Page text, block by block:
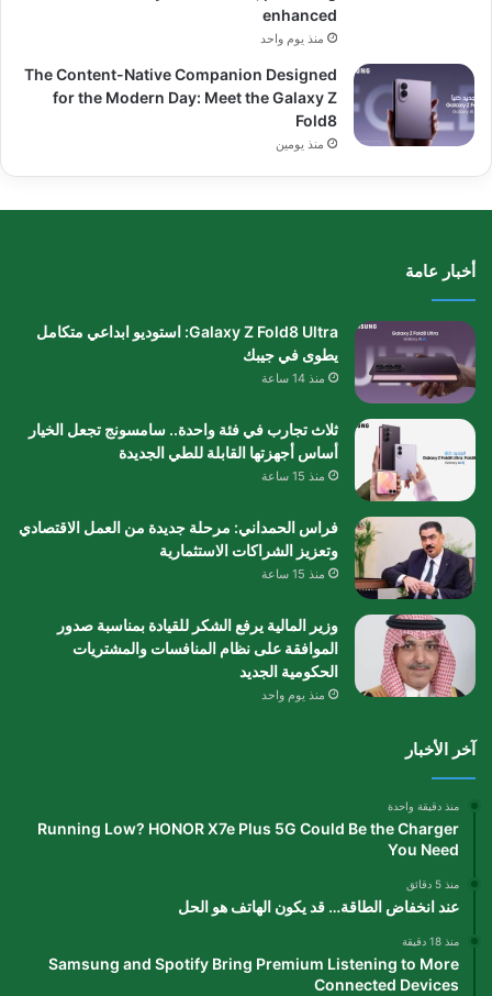
enhanced
منذ يوم واحد
The Content-Native Companion Designed
for the Modern Day: Meet the Galaxy Z
Fold8
منذ يومين
أخبار عامة
Galaxy Z Fold8 Ultra: استوديو ابداعي متكامل
يطوى في جيبك
منذ 14 ساعة
ثلاث تجارب في فئة واحدة.. سامسونج تجعل الخيار
أساس أجهزتها القابلة للطي الجديدة
منذ 15 ساعة
فراس الحمداني: مرحلة جديدة من العمل الاقتصادي
وتعزيز الشراكات الاستثمارية
منذ 15 ساعة
وزير المالية يرفع الشكر للقيادة بمناسبة صدور
الموافقة على نظام المنافسات والمشتريات
الحكومية الجديد
منذ يوم واحد
آخر الأخبار
منذ دقيقة واحدة
Running Low? HONOR X7e Plus 5G Could Be the Charger
You Need
منذ 5 دقائق
عند انخفاض الطاقة… قد يكون الهاتف هو الحل
منذ 18 دقيقة
Samsung and Spotify Bring Premium Listening to More
Connected Devices